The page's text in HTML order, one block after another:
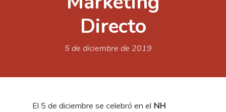
Directo
5 de diciembre de 2019
El 5 de diciembre se celebró en el NH